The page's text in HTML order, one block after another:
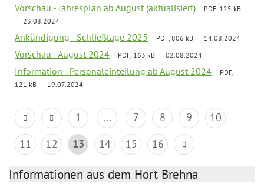
Vorschau - Jahresplan ab August (aktualisiert)
PDF, 125 kB
23.08.2024
Ankündigung - Schließtage 2025 PDF, 806 kB 14.08.2024
Vorschau - August 2024 PDF, 163 kB 02.08.2024
Information - Personaleinteilung ab August 2024
PDF,
121 kB
19.07.2024
1 ... 7 8 9
10
11
12 13 14 15 16
Informationen aus dem Hort Brehna